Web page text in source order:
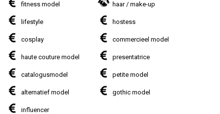
fitness model haar / make-up
lifestyle hostess
cosplay commercieel model
haute couture model presentatrice
catalogusmodel petite model
alternatief model gothic model
influencer